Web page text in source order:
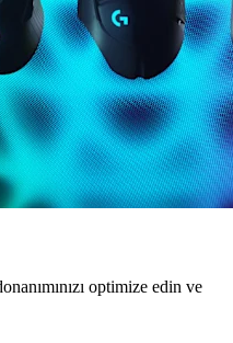
optimize edin ve